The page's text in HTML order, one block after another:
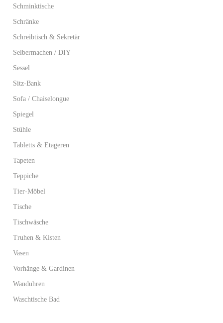
Schminktische
Schränke
Schreibtisch & Sekretär
Selbermachen / DIY
Sessel
Sitz-Bank
Sofa / Chaiselongue
Spiegel
Stühle
Tabletts & Etageren
Tapeten
Teppiche
Tier-Möbel
Tische
Tischwäsche
Truhen & Kisten
Vasen
Vorhänge & Gardinen
Wanduhren
Waschtische Bad